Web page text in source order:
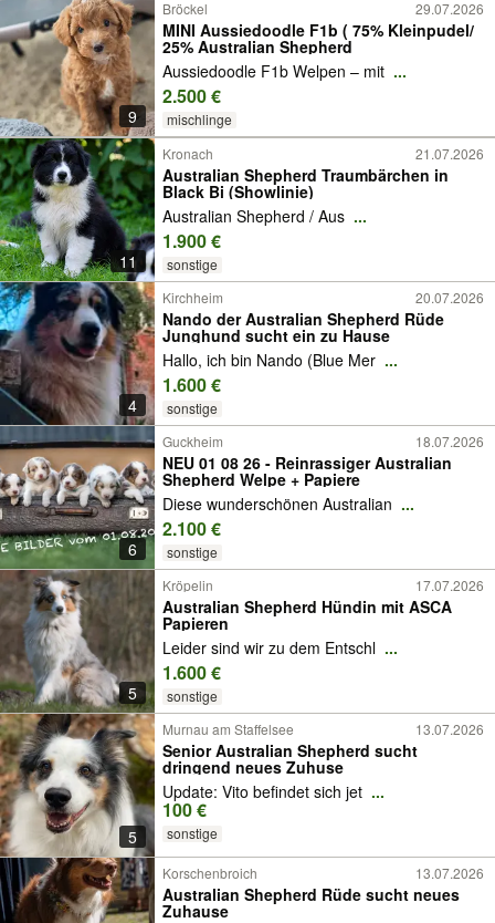
9
Bröckel 29.07.2026
MINI Aussiedoodle F1b ( 75% Kleinpudel/
25% Australian Shepherd
Aussiedoodle F1b Welpen – mit ...
2.500 €
mischlinge
11
Kronach 21.07.2026
Australian Shepherd Traumbärchen in
Black Bi (Showlinie)
Australian Shepherd / Aus ...
1.900 €
sonstige
4
Kirchheim 20.07.2026
Nando der Australian Shepherd Rüde
Junghund sucht ein zu Hause
Hallo, ich bin Nando (Blue Mer ...
1.600 €
sonstige
6
Guckheim 18.07.2026
NEU 01 08 26 - Reinrassiger Australian
Shepherd Welpe + Papiere
Diese wunderschönen Australian ...
2.100 €
sonstige
5
Kröpelin 17.07.2026
Australian Shepherd Hündin mit ASCA
Papieren
Leider sind wir zu dem Entschl ...
1.600 €
sonstige
5
Murnau am Staffelsee 13.07.2026
Senior Australian Shepherd sucht
dringend neues Zuhuse
Update: Vito befindet sich jet ...
100 €
sonstige
Korschenbroich 13.07.2026
Australian Shepherd Rüde sucht neues
Zuhause